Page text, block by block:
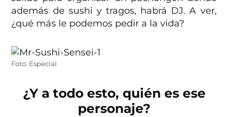
además de sushi y tragos, habrá DJ. A ver,
¿qué más le podemos pedir a la vida?
Foto: Especial
¿Y a todo esto, quién es ese
personaje?